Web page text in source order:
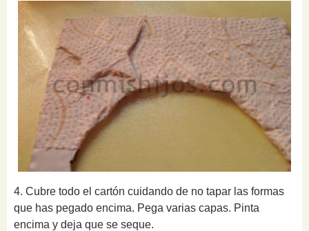
4. Cubre todo el cartón cuidando de no tapar las formas
que has pegado encima. Pega varias capas. Pinta
encima y deja que se seque.